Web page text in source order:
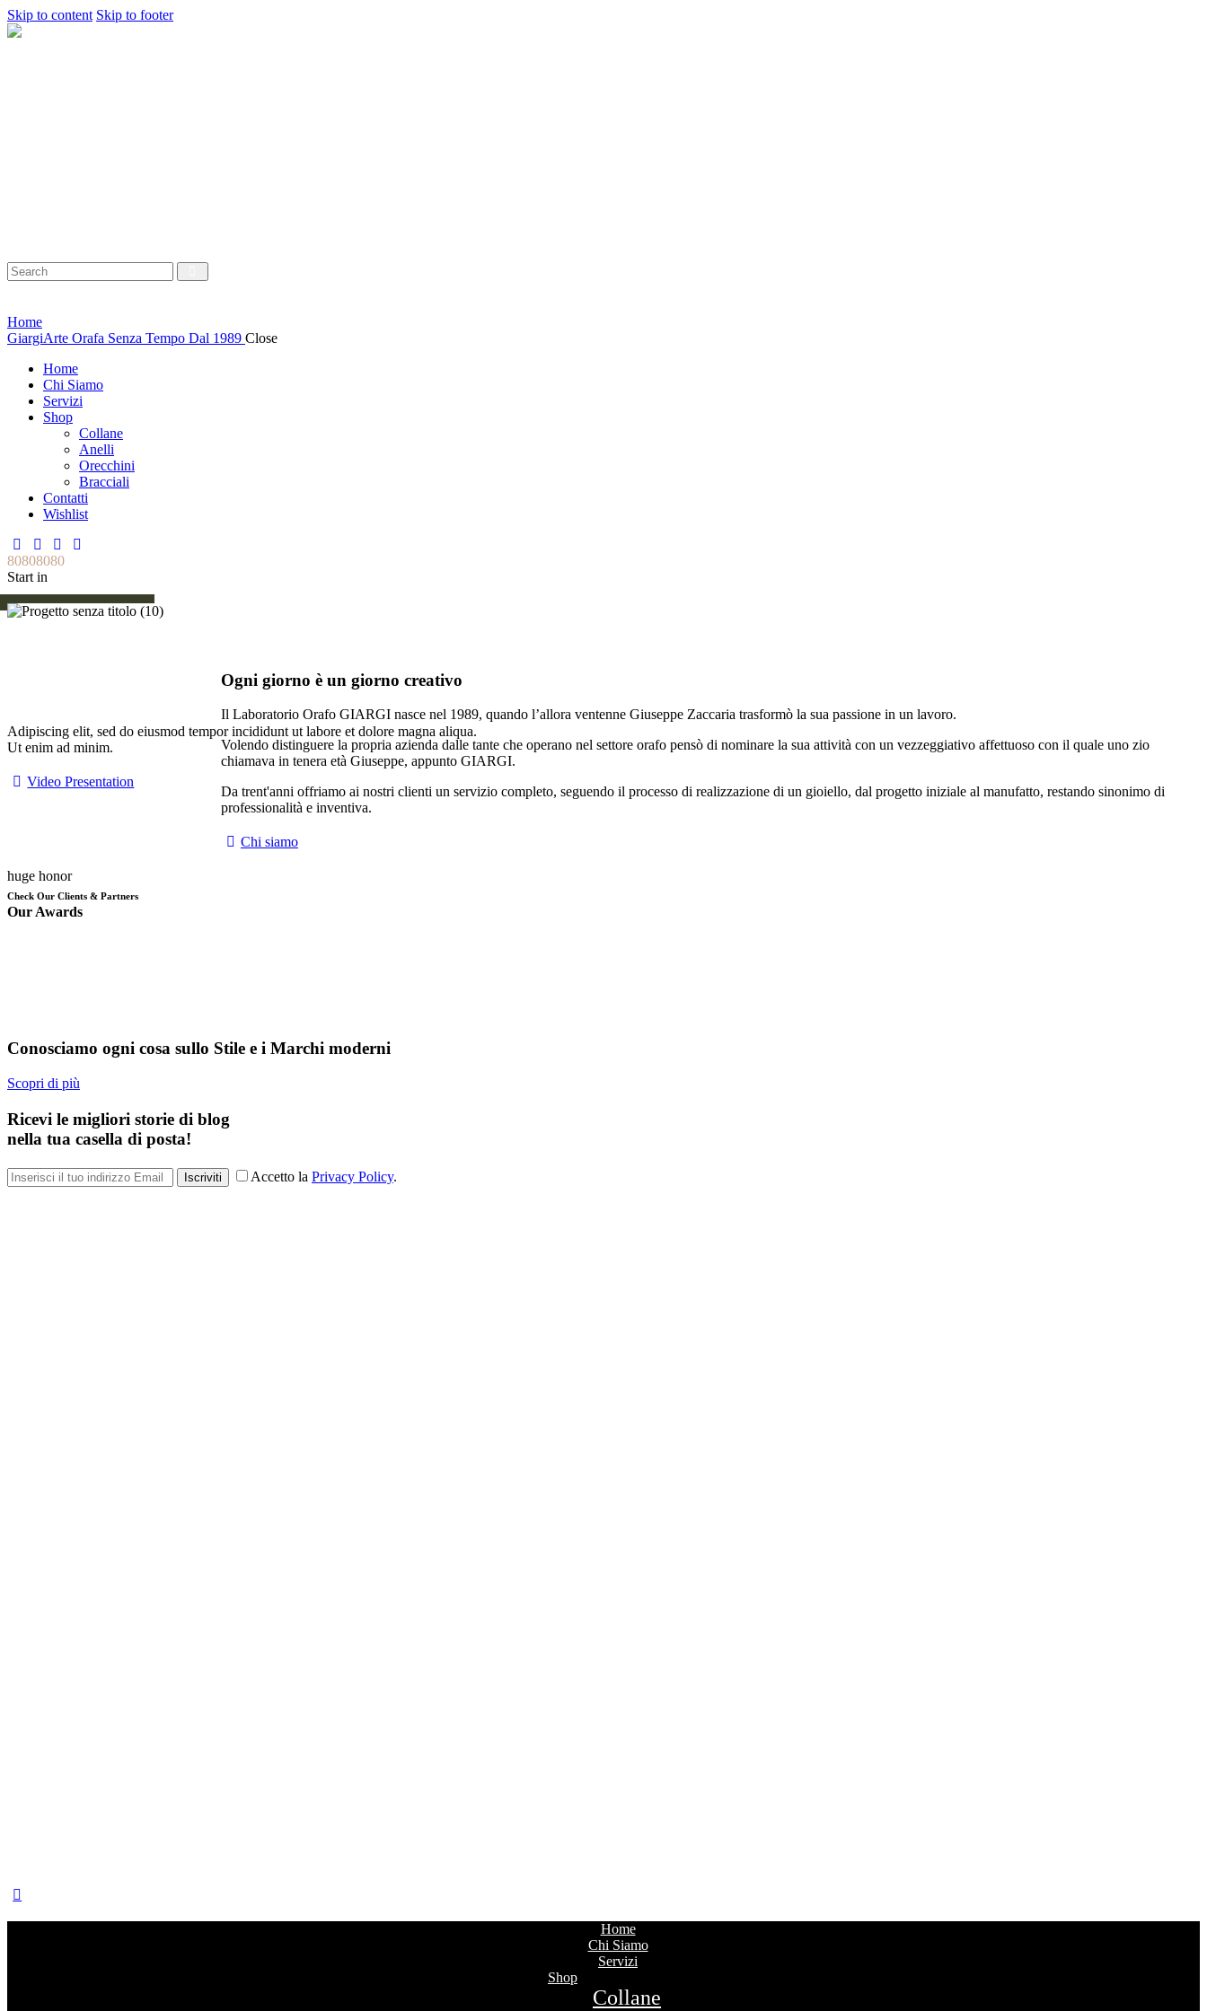
Skip to content Skip to footer
Home
GiargiArte Orafa Senza Tempo Dal 1989 Close
Home
Chi Siamo
Servizi
Shop
Collane
Anelli
Orecchini
Bracciali
Contatti
Wishlist
80808080
Start in
Ogni giorno è un giorno creativo
Il Laboratorio Orafo GIARGI nasce nel 1989, quando l’allora ventenne Giuseppe Zaccaria trasformò la sua passione in un lavoro.
Volendo distinguere la propria azienda dalle tante che operano nel settore orafo pensò di nominare la sua attività con un vezzeggiativo affettuoso con il quale uno zio
chiamava in tenera età Giuseppe, appunto GIARGI.
Da trent'anni offriamo ai nostri clienti un servizio completo, seguendo il processo di realizzazione di un gioiello, dal progetto iniziale al manufatto, restando sinonimo di
professionalità e inventiva.
Chi siamo
huge honor
Our Awards
Adipiscing elit, sed do eiusmod tempor incididunt ut labore et dolore magna aliqua.
Ut enim ad minim.
Video Presentation
Check Our Clients & Partners
Conosciamo ogni cosa sullo Stile e i Marchi moderni
Scopri di più
Ricevi le migliori storie di blog
nella tua casella di posta!
Iscriviti Accetto la Privacy Policy.
Home
Chi Siamo
Servizi
Shop
Collane